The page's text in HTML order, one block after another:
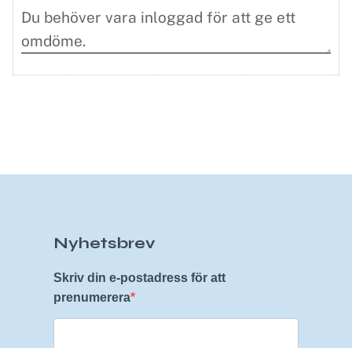
Nyhetsbrev
Skriv din e-postadress för att
prenumerera